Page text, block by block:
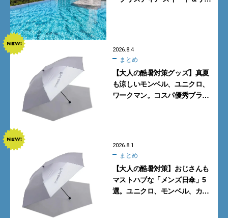
2026.8.4
まとめ
【大人の酷暑対策グッズ】真夏
も涼しいモンベル、ユニクロ、
ワークマン。コスパ優秀ブラン
2026.8.1
まとめ
【大人の酷暑対策】おじさんも
マストハブな「メンズ日傘」5
選。ユニクロ、モンベル、カリ